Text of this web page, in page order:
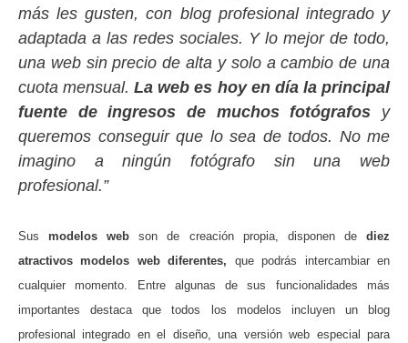
más les gusten, con blog profesional integrado y
adaptada a las redes sociales. Y lo mejor de todo,
una web sin precio de alta y solo a cambio de una
cuota mensual.La web es hoy en día la principal
fuente de ingresos de muchos fotógrafos y
queremos conseguir que lo sea de todos. No me
imagino a ningún fotógrafo sin una web
profesional.”
Sus modelos web son de creación propia, disponen dediez
atractivos modelos web diferentes, que podrás intercambiar en
cualquier momento. Entre algunas de sus funcionalidades más
importantes destaca que todos los modelos incluyen un blog
profesional integrado en el diseño, una versión web especial para